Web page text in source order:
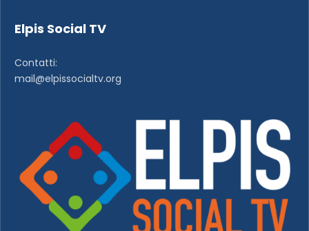
Elpis Social TV
Contatti:
mail@elpissocialtv.org